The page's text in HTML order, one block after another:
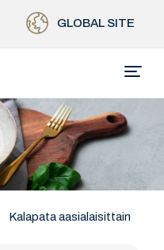
GLOBAL SITE
Kalapata aasialaisittain